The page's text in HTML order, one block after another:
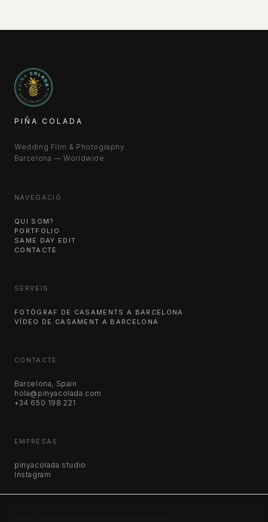
PIÑA COLADA
Wedding Film & Photography
Barcelona — Worldwide
NAVEGACIÓ
QUI SOM?
PORTFOLIO
SAME DAY EDIT
CONTACTE
SERVEIS
FOTÒGRAF DE CASAMENTS A BARCELONA
VÍDEO DE CASAMENT A BARCELONA
CONTACTE
Barcelona, Spain
hola@pinyacolada.com
+34 650 198 221
EMPRESAS
pinyacolada.studio
Instagram